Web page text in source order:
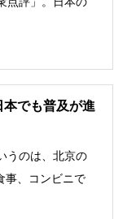
でも普及が進
うのは、北京の
事、コンビニで